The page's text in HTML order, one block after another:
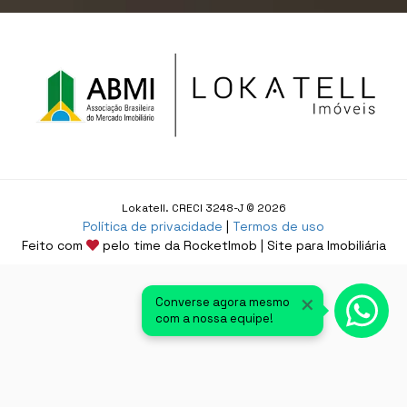
Lokatell. CRECI 3248-J © 2026
Política de privacidade | Termos de uso
Feito com
pelo time da RocketImob | Site para Imobiliária
×
Converse agora mesmo
com a nossa equipe!